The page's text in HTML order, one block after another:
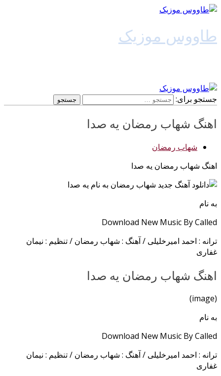
طاووس موزیک
جستجو برای:
اهنگ شهاب رمضان یه صدا
شهاب رمضان
اهنگ شهاب رمضان یه صدا
به نام
Download New Music By Called
ترانه : احمد امیرخلیلی / آهنگ : شهاب رمضان / تنظیم : نیمان
غفاری
اهنگ شهاب رمضان یه صدا
(image)
به نام
Download New Music By Called
ترانه : احمد امیرخلیلی / آهنگ : شهاب رمضان / تنظیم : نیمان
غفاری